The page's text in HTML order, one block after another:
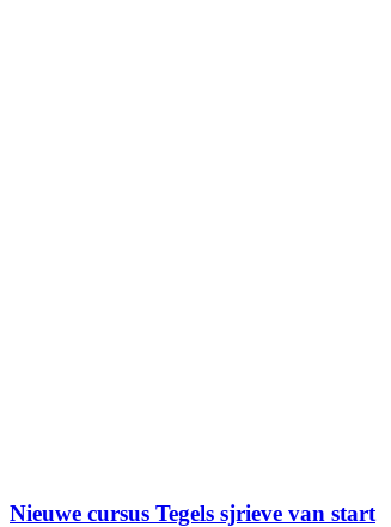
Nieuwe cursus Tegels sjrieve van start